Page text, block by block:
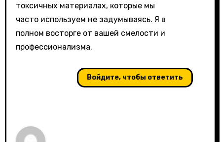
токсичных материалах, которые мы
часто используем не задумываясь. Я в
полном восторге от вашей смелости и
профессионализма.
Войдите, чтобы ответить